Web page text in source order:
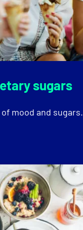
sugars
mood and sugars.